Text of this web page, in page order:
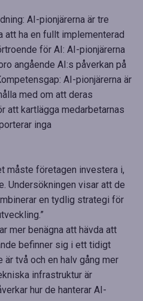
AI-pionjärerna är tre
att ha en fullt implementerad
för AI: AI-pionjärerna
angående AI:s påverkan på
AI-pionjärerna är
med om att deras
att kartlägga medarbetarnas
inga
måste företagen investera i,
Undersökningen visar att de
en tydlig strategi för
mer benägna att hävda att
befinner sig i ett tidigt
två och en halv gång mer
infrastruktur är
hur de hanterar AI-